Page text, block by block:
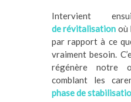
Intervient
de révitalisation où
par rapport à ce
vraiment besoin.
régénère notre
comblant les
phase de